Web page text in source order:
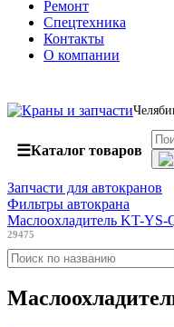
Ремонт
Спецтехника
Контакты
О компании
☰Каталог товаров
Запчасти для автокранов
Фильтры автокрана
Маслоохладитель KT-YS-
29475